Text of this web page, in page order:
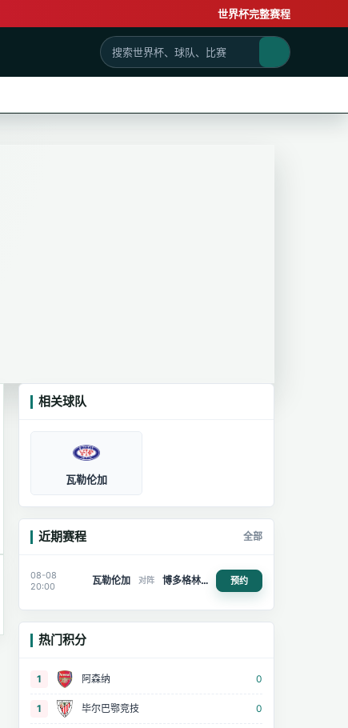
世界杯完整赛程
相关球队
瓦勒伦加
近期赛程 全部
08-08
20:00
瓦勒伦加 对阵 博多格林特 预约
热门积分
1 阿森纳 0
1 毕尔巴鄂竞技 0